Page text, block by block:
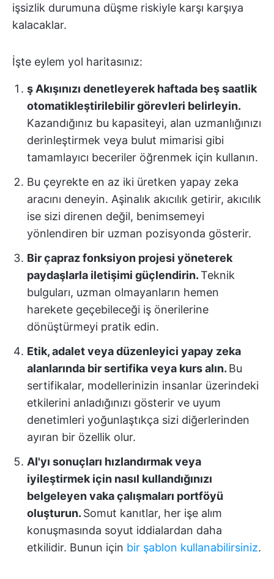
işsizlik durumuna düşme riskiyle karşı karşıya
kalacaklar.
İşte eylem yol haritasınız:
ş Akışınızı denetleyerek haftada beş saatlik
otomatikleştirilebilir görevleri belirleyin.
Kazandığınız bu kapasiteyi, alan uzmanlığınızı
derinleştirmek veya bulut mimarisi gibi
tamamlayıcı beceriler öğrenmek için kullanın.
Bu çeyrekte en az iki üretken yapay zeka
aracını deneyin. Aşinalık akıcılık getirir, akıcılık
ise sizi direnen değil, benimsemeyi
yönlendiren bir uzman pozisyonda gösterir.
Bir çapraz fonksiyon projesi yöneterek
paydaşlarla iletişimi güçlendirin.Teknik
bulguları, uzman olmayanların hemen
harekete geçebileceği iş önerilerine
dönüştürmeyi pratik edin.
Etik, adalet veya düzenleyici yapay zeka
alanlarında bir sertifika veya kurs alın. Bu
sertifikalar, modellerinizin insanlar üzerindeki
etkilerini anladığınızı gösterir ve uyum
denetimleri yoğunlaştıkça sizi diğerlerinden
ayıran bir özellik olur.
AI'yı sonuçları hızlandırmak veya
iyileştirmek için nasıl kullandığınızı
belgeleyen vaka çalışmaları portföyü
oluşturun. Somut kanıtlar, her işe alım
konuşmasında soyut iddialardan daha
etkilidir. Bunun için bir şablon kullanabilirsiniz.